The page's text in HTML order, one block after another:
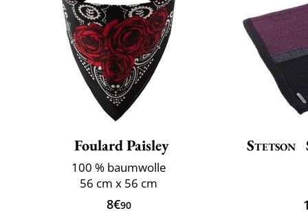
Foulard Paisley
100 % baumwolle
56 cm x 56 cm
8€90
Stetson